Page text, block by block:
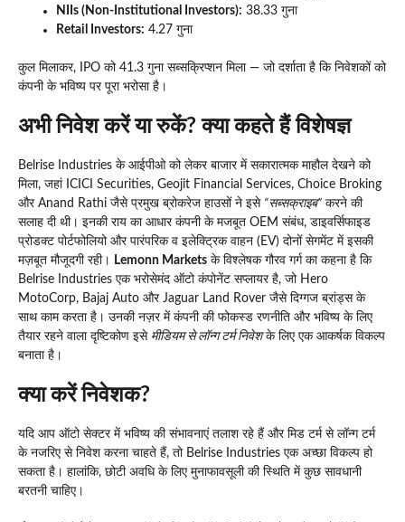
NIIs (Non-Institutional Investors): 38.33 गुना
Retail Investors: 4.27 गुना
कुल मिलाकर, IPO को 41.3 गुना सब्सक्रिप्शन मिला — जो दर्शाता है कि निवेशकों को
कंपनी के भविष्य पर पूरा भरोसा है।
अभी निवेश करें या रुकें? क्या कहते हैं विशेषज्ञ
Belrise Industries के आईपीओ को लेकर बाजार में सकारात्मक माहौल देखने को
मिला, जहां ICICI Securities, Geojit Financial Services, Choice Broking
और Anand Rathi जैसे प्रमुख ब्रोकरेज हाउसों ने इसे “सब्सक्राइब” करने की
सलाह दी थी। इनकी राय का आधार कंपनी के मजबूत OEM संबंध, डाइवर्सिफाइड
प्रोडक्ट पोर्टफोलियो और पारंपरिक व इलेक्ट्रिक वाहन (EV) दोनों सेगमेंट में इसकी
मज़बूत मौजूदगी रही।
Lemonn Markets के विश्लेषक गौरव गर्ग का कहना है कि
Belrise Industries एक भरोसेमंद ऑटो कंपोनेंट सप्लायर है, जो Hero
MotoCorp, Bajaj Auto और Jaguar Land Rover जैसे दिग्गज ब्रांड्स के
साथ काम करता है। उनकी नज़र में कंपनी की फोकस्ड रणनीति और भविष्य के लिए
तैयार रहने वाला दृष्टिकोण इसे मीडियम से लॉन्ग टर्म निवेशके लिए एक आकर्षक विकल्प
बनाता है।
क्या करें निवेशक?
यदि आप ऑटो सेक्टर में भविष्य की संभावनाएं तलाश रहे हैं और मिड टर्म से लॉन्ग टर्म
के नजरिए से निवेश करना चाहते हैं, तो Belrise Industries एक अच्छा विकल्प हो
सकता है। हालांकि, छोटी अवधि के लिए मुनाफावसूली की स्थिति में कुछ सावधानी
बरतनी चाहिए।